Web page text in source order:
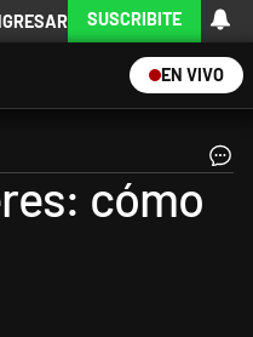
SUSCRIBITE
EN VIVO
cómo